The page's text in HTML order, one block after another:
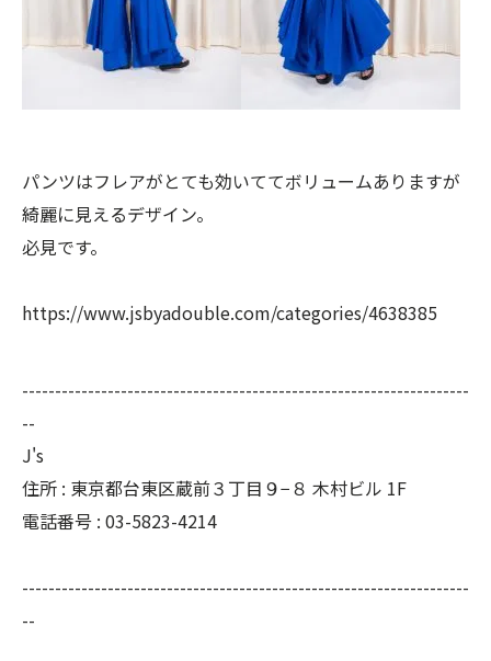
パンツはフレアがとても効いててボリュームありますが
綺麗に見えるデザイン。
必見です。
https://www.jsbyadouble.com/categories/4638385
--------------------------------------------------------------------
--
J's
住所 : 東京都台東区蔵前３丁目９−８ 木村ビル 1F
電話番号 : 03-5823-4214
--------------------------------------------------------------------
--